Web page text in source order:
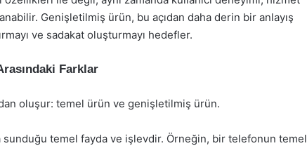
Genişletilmiş ürün, bu açıdan daha derin bir anlayış
ve sadakat oluşturmayı hedefler.
Farklar
oluşur: temel ürün ve genişletilmiş ürün.
sunduğu temel fayda ve işlevdir. Örneğin, bir telefonun temel